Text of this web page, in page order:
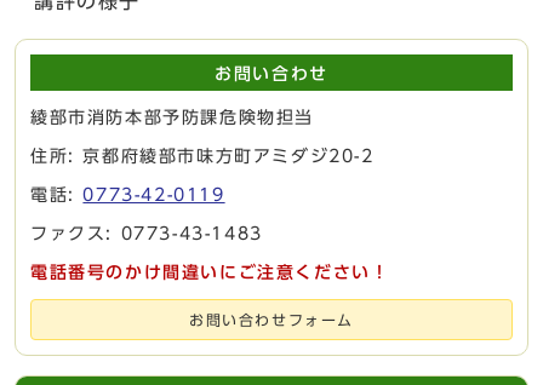
お問い合わせ
綾部市消防本部予防課危険物担当
住所: 京都府綾部市味方町アミダジ20-2
電話:0773-42-0119
ファクス: 0773-43-1483
電話番号のかけ間違いにご注意ください！
お問い合わせフォーム